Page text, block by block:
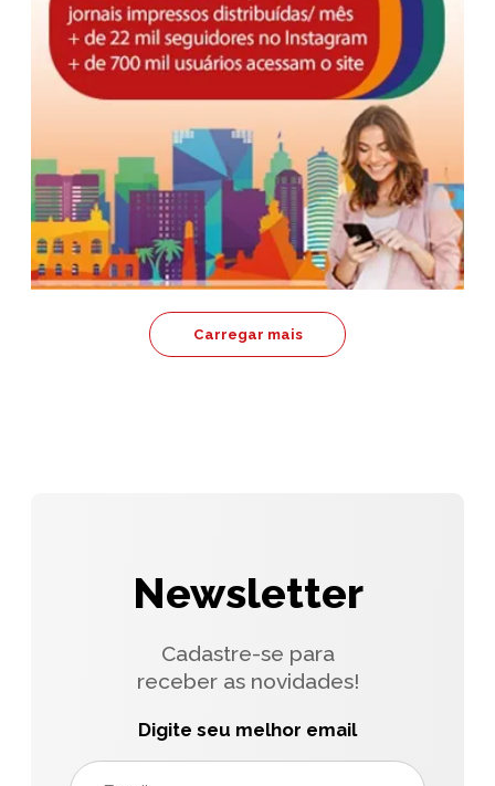
Carregar mais
Newsletter
Cadastre-se para
receber as novidades!
Digite seu melhor email